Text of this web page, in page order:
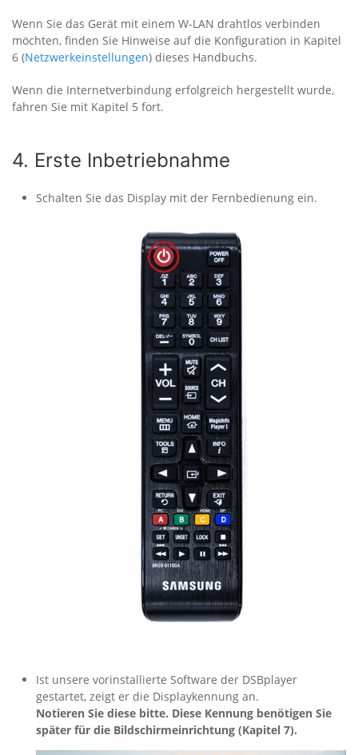
Wenn Sie das Gerät mit einem W-LAN drahtlos verbinden
möchten, finden Sie Hinweise auf die Konfiguration in Kapitel
6 (Netzwerkeinstellungen) dieses Handbuchs.
Wenn die Internetverbindung erfolgreich hergestellt wurde,
fahren Sie mit Kapitel 5 fort.
4. Erste Inbetriebnahme
Schalten Sie das Display mit der Fernbedienung ein.
Ist unsere vorinstallierte Software der DSBplayer
gestartet, zeigt er die Displaykennung an.
Notieren Sie diese bitte. Diese Kennung benötigen Sie
später für die Bildschirmeinrichtung (Kapitel 7).